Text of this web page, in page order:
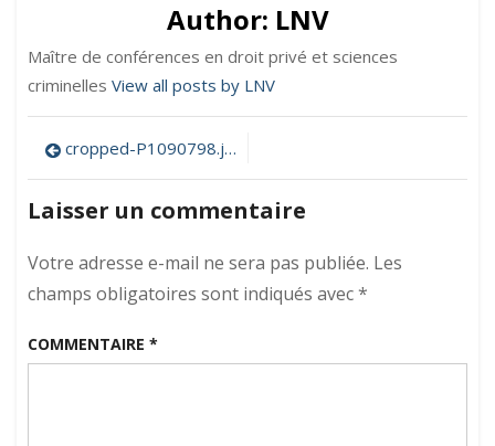
Author: LNV
Maître de conférences en droit privé et sciences
criminelles View all posts by LNV
Navigation
de
l’article
cropped-P1090798.jpg
Laisser un commentaire
Votre adresse e-mail ne sera pas publiée. Les
champs obligatoires sont indiqués avec*
COMMENTAIRE *